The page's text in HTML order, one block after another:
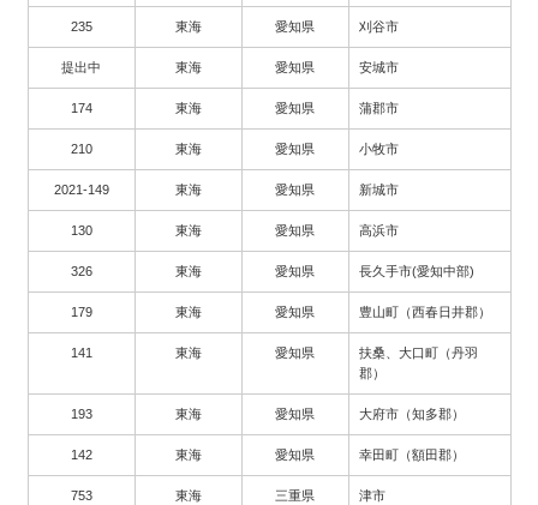
235 東海 愛知県 刈谷市
提出中 東海 愛知県 安城市
174 東海 愛知県 蒲郡市
210 東海 愛知県 小牧市
2021-149 東海 愛知県 新城市
130 東海 愛知県 高浜市
326 東海 愛知県 長久手市(愛知中部)
179 東海 愛知県 豊山町（西春日井郡）
141 東海 愛知県
扶桑、大口町（丹羽
郡）
193 東海 愛知県 大府市（知多郡）
142 東海 愛知県 幸田町（額田郡）
753 東海 三重県 津市